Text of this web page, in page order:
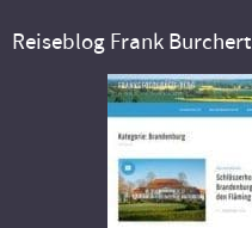
Reiseblog Frank Burchert